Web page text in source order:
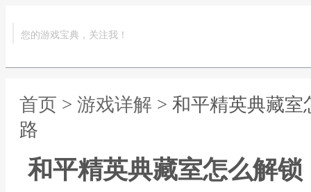
您的游戏宝典，关注我！
首页 > 游戏详解 > 和平精英典藏
路
和平精英典藏室怎么解